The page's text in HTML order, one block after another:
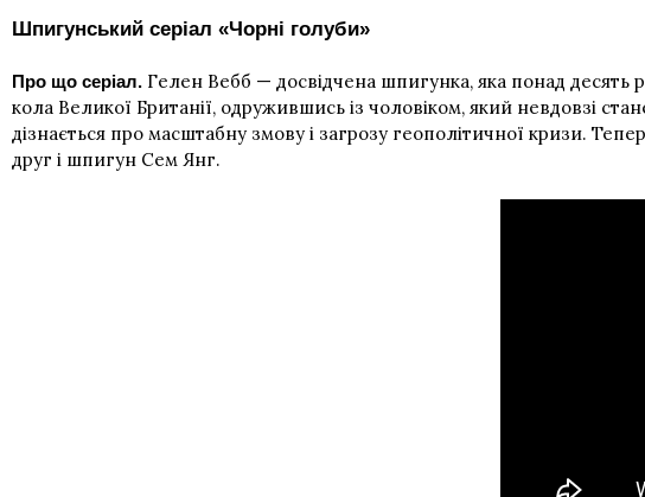
Шпигунський серіал «Чорні голуби»
Про що серіал. Гелен Вебб — досвідчена шпигунка, яка понад десять
кола Великої Британії, одружившись із чоловіком, який невдовзі
дізнається про масштабну змову і загрозу геополітичної кризи.
друг і шпигун Сем Янг.